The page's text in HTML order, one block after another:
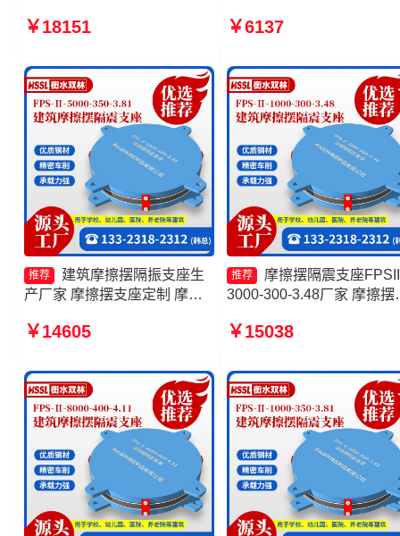
4.11源头工厂 摩擦滑移隔震支
FPSII-7000-400-4.11生产厂
家
￥18151
4.11源头工厂 摩擦摆支座
FPSII-1000-400-4.11源头
厂
￥6137
推荐
建筑摩擦摆隔振支座生
产厂家 摩擦摆支座定制 摩擦
摆隔震支座FPSII-10000-300-
￥14605
推荐
摩擦摆隔震支座
3000-300-3.48厂家 摩擦摆
生产厂家 摩擦摆隔震支座
家 摩擦摆隔震支座FPSII-
2000-300-3.48生产厂家
￥15038